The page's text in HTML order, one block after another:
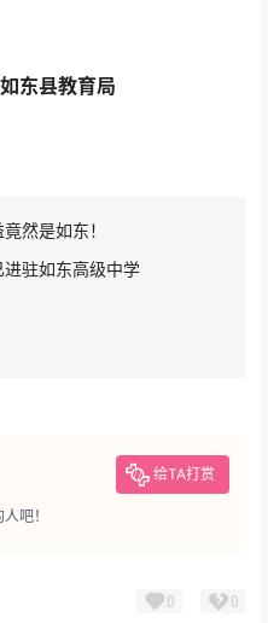
如东县教育局
然是如东！
驻如东高级中学
给TA打赏
吧！
0 0